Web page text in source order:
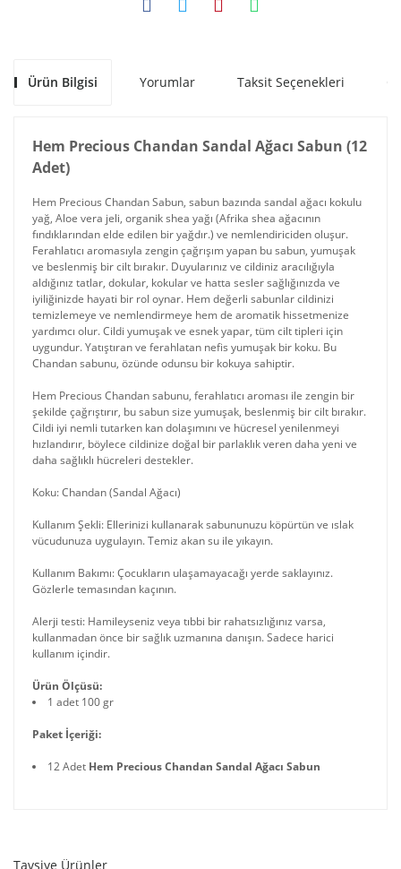
Ürün Bilgisi Yorumlar Taksit Seçenekleri
Hem Precious Chandan Sandal Ağacı Sabun (12
Adet)
Hem Precious Chandan Sabun, sabun bazında sandal ağacı kokulu
yağ, Aloe vera jeli, organik shea yağı (Afrika shea ağacının
fındıklarından elde edilen bir yağdır.) ve nemlendiriciden oluşur.
Ferahlatıcı aromasıyla zengin çağrışım yapan bu sabun, yumuşak
ve beslenmiş bir cilt bırakır. Duyularınız ve cildiniz aracılığıyla
aldığınız tatlar, dokular, kokular ve hatta sesler sağlığınızda ve
iyiliğinizde hayati bir rol oynar. Hem değerli sabunlar cildinizi
temizlemeye ve nemlendirmeye hem de aromatik hissetmenize
yardımcı olur. Cildi yumuşak ve esnek yapar, tüm cilt tipleri için
uygundur. Yatıştıran ve ferahlatan nefis yumuşak bir koku. Bu
Chandan sabunu, özünde odunsu bir kokuya sahiptir.
Hem Precious Chandan sabunu, ferahlatıcı aroması ile zengin bir
şekilde çağrıştırır, bu sabun size yumuşak, beslenmiş bir cilt bırakır.
Cildi iyi nemli tutarken kan dolaşımını ve hücresel yenilenmeyi
hızlandırır, böylece cildinize doğal bir parlaklık veren daha yeni ve
daha sağlıklı hücreleri destekler.
Koku: Chandan (Sandal Ağacı)
Kullanım Şekli: Ellerinizi kullanarak sabununuzu köpürtün ve ıslak
vücudunuza uygulayın. Temiz akan su ile yıkayın.
Kullanım Bakımı: Çocukların ulaşamayacağı yerde saklayınız.
Gözlerle temasından kaçının.
Alerji testi: Hamileyseniz veya tıbbi bir rahatsızlığınız varsa,
kullanmadan önce bir sağlık uzmanına danışın. Sadece harici
kullanım içindir.
Ürün Ölçüsü:
1 adet 100 gr
Paket İçeriği:
12 Adet Hem Precious Chandan Sandal Ağacı Sabun
Tavsiye Ürünler